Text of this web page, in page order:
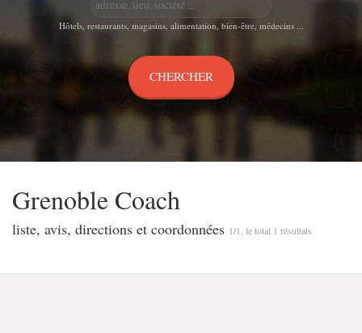
Hôtels, restaurants, magasins, alimentation, bien-être, médecins ...
Grenoble Coach
liste, avis, directions et coordonnées 1/1, le total 1 résultats